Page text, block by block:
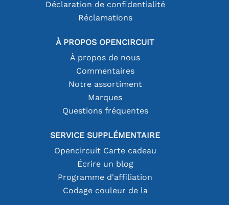
Déclaration de confidentialité
Réclamations
À PROPOS OPENCIRCUIT
À propos de nous
Commentaires
Notre assortiment
Marques
Questions fréquentes
SERVICE SUPPLÉMENTAIRE
Opencircuit Carte cadeau
Écrire un blog
Programme d'affiliation
Codage couleur de la